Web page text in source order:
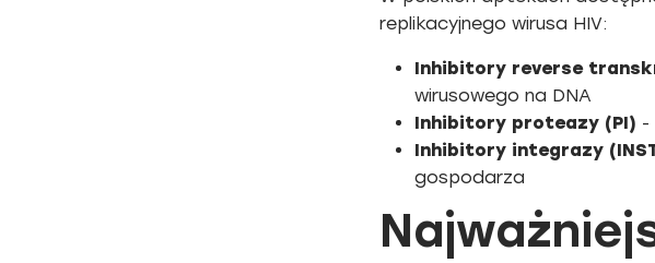
replikacyjnego wirusa HIV:
Inhibitory reverse
wirusowego na DNA
Inhibitory proteazy (PI) -
Inhibitory integrazy
gospodarza